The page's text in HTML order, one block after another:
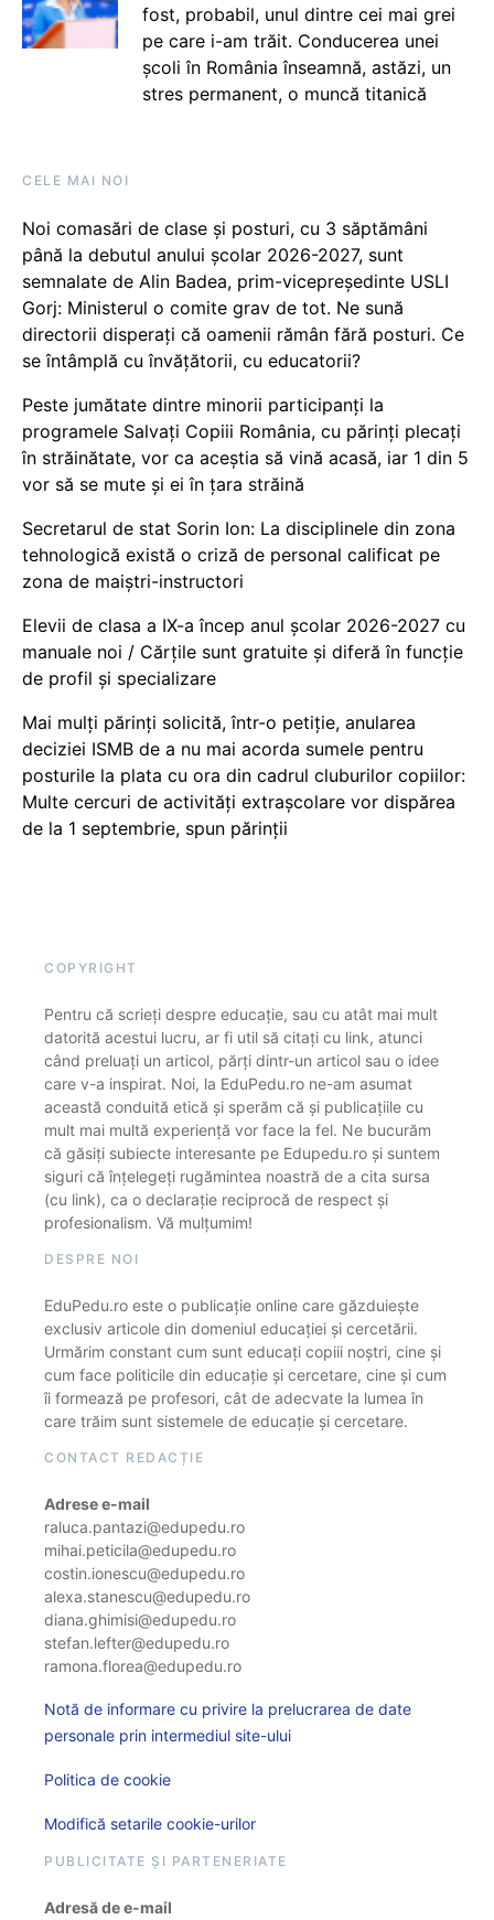
fost, probabil, unul dintre cei mai grei
pe care i-am trăit. Conducerea unei
școli în România înseamnă, astăzi, un
stres permanent, o muncă titanică
CELE MAI NOI
Noi comasări de clase și posturi, cu 3 săptămâni
până la debutul anului școlar 2026-2027, sunt
semnalate de Alin Badea, prim-vicepreședinte USLI
Gorj: Ministerul o comite grav de tot. Ne sună
directorii disperați că oamenii rămân fără posturi. Ce
se întâmplă cu învățătorii, cu educatorii?
Peste jumătate dintre minorii participanți la
programele Salvați Copiii România, cu părinți plecați
în străinătate, vor ca aceștia să vină acasă, iar 1 din 5
vor să se mute și ei în țara străină
Secretarul de stat Sorin Ion: La disciplinele din zona
tehnologică există o criză de personal calificat pe
zona de maiștri-instructori
Elevii de clasa a IX-a încep anul școlar 2026-2027 cu
manuale noi / Cărțile sunt gratuite și diferă în funcție
de profil și specializare
Mai mulți părinți solicită, într-o petiție, anularea
deciziei ISMB de a nu mai acorda sumele pentru
posturile la plata cu ora din cadrul cluburilor copiilor:
Multe cercuri de activități extrașcolare vor dispărea
de la 1 septembrie, spun părinții
COPYRIGHT
Pentru că scrieți despre educație, sau cu atât mai mult
datorită acestui lucru, ar fi util să citați cu link, atunci
când preluați un articol, părți dintr-un articol sau o idee
care v-a inspirat. Noi, la EduPedu.ro ne-am asumat
această conduită etică și sperăm că și publicațiile cu
mult mai multă experiență vor face la fel. Ne bucurăm
că găsiți subiecte interesante pe Edupedu.ro și suntem
siguri că înțelegeți rugămintea noastră de a cita sursa
(cu link), ca o declarație reciprocă de respect și
profesionalism. Vă mulțumim!
DESPRE NOI
EduPedu.ro este o publicație online care găzduiește
exclusiv articole din domeniul educației și cercetării.
Urmărim constant cum sunt educați copiii noștri, cine și
cum face politicile din educație și cercetare, cine și cum
îi formează pe profesori, cât de adecvate la lumea în
care trăim sunt sistemele de educație și cercetare.
CONTACT REDACȚIE
Adrese e-mail
raluca.pantazi@edupedu.ro
mihai.peticila@edupedu.ro
costin.ionescu@edupedu.ro
alexa.stanescu@edupedu.ro
diana.ghimisi@edupedu.ro
stefan.lefter@edupedu.ro
ramona.florea@edupedu.ro
Notă de informare cu privire la prelucrarea de date
personale prin intermediul site-ului
Politica de cookie
Modifică setarile cookie-urilor
PUBLICITATE ȘI PARTENERIATE
Adresă de e-mail